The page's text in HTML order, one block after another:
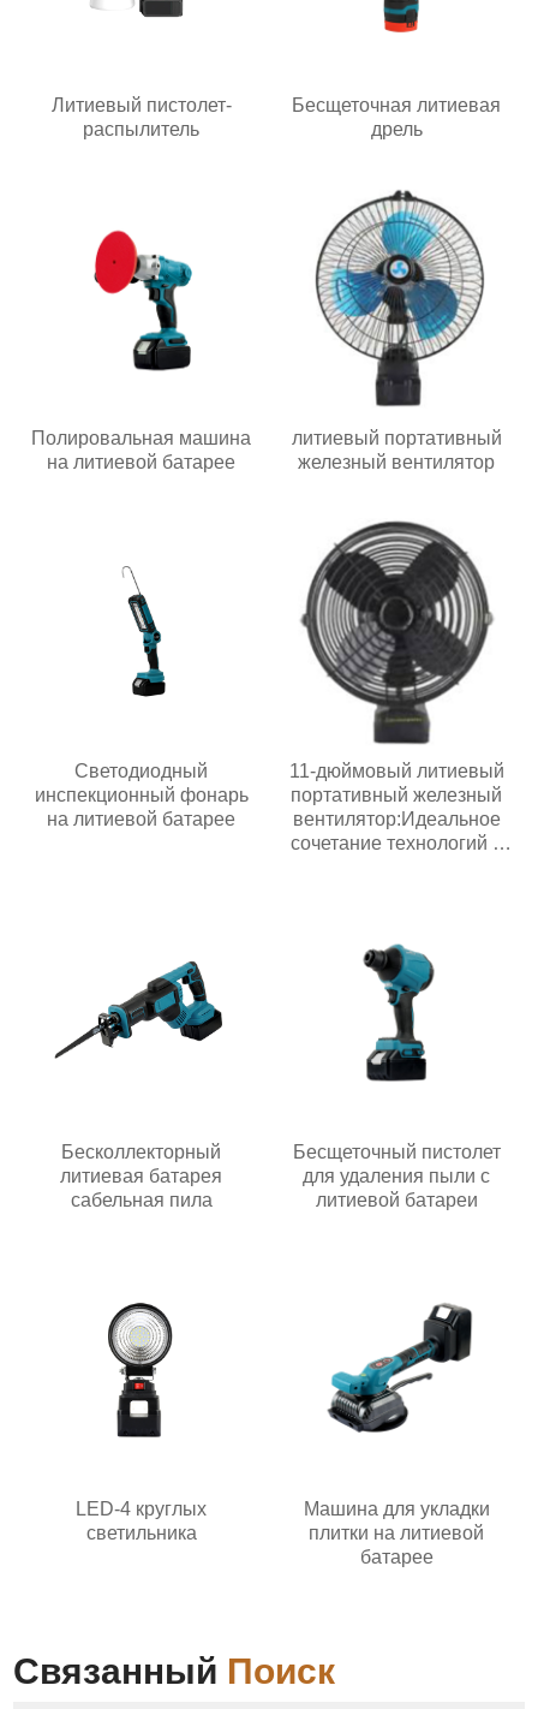
Литиевый пистолет-
распылитель
Бесщеточная литиевая
дрель
Полировальная машина
на литиевой батарее
литиевый портативный
железный вентилятор
Светодиодный
инспекционный фонарь
на литиевой батарее
11-дюймовый литиевый
портативный железный
вентилятор:Идеальное
сочетание технологий и
Бесколлекторный
литиевая батарея
сабельная пила
Бесщеточный пистолет
для удаления пыли с
литиевой батареи
LED-4 круглых
светильника
Машина для укладки
плитки на литиевой
батарее
Связанный Поиск